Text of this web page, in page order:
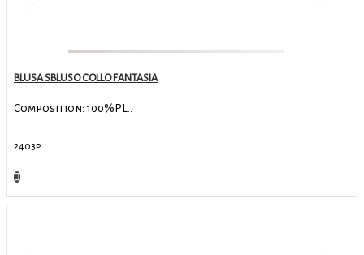
BLUSA SBLUSO COLLO FANTASIA
Composition: 100%PL..
2403р.